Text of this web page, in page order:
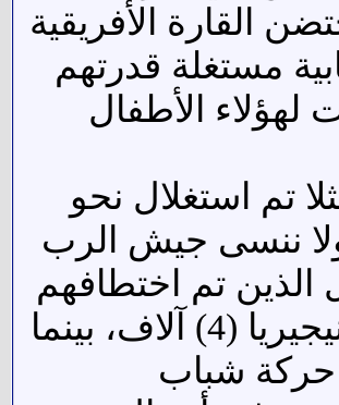
القارة الأفريقية
قدرتهم
لهؤلاء الأطفال
تم استغلال نحو
ولا ننسى جيش الرب
تم اختطافهم
تجاوز عدد الأطفال المجندين في نيجيريا (4) آلاف، بينما
حركة شباب